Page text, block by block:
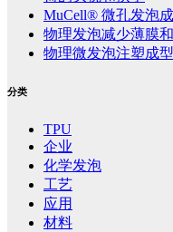
MuCell® 微孔发泡
物理发泡减少薄膜
物理微发泡注塑成
分类
TPU
企业
化学发泡
工艺
应用
材料